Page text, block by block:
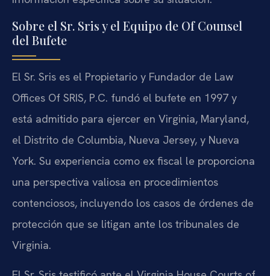
Sobre el Sr. Sris y el Equipo de Of Counsel
del Bufete
El Sr. Sris es el Propietario y Fundador de Law
Offices Of SRIS, P.C. fundó el bufete en 1997 y
está admitido para ejercer en Virginia, Maryland,
el Distrito de Columbia, Nueva Jersey, y Nueva
York. Su experiencia como ex fiscal le proporciona
una perspectiva valiosa en procedimientos
contenciosos, incluyendo los casos de órdenes de
protección que se litigan ante los tribunales de
Virginia.